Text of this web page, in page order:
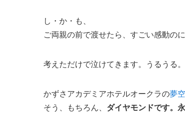
し・か・も、
ご両親の前で渡せたら、すごい感動の
考えただけで泣けてきます。うるうる。
かずさアカデミアホテルオークラの夢
そう、もちろん、 ダイヤモンドです。